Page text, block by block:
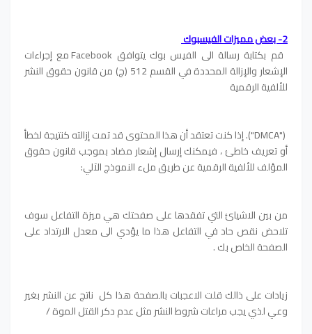
2- بعض مميزات الفيسبوك
قم بكتابة رسالة الى الفيس بوك
يتوافق Facebook مع إجراءات
الإشعار والإزالة المحددة في القسم 512 (ج) من قانون حقوق النشر
للألفية الرقمية
("DMCA"). إذا كنت تعتقد أن هذا المحتوى قد تمت إزالته كنتيجة لخطأ
أو تعريف خاطئ ، فيمكنك إرسال إشعار مضاد بموجب قانون حقوق
المؤلف للألفية الرقمية عن طريق ملء النموذج الآلي:
من بين الاشيائ التي تفقدها على صفحتك هي ميزة التفاعل سوف
تلاحض نقص حاد في التفاعل هذا ما يؤدي الى معدل الارتداد على
الصفحة الخاص بك .
زيادات على ذالك قلت الاعجبات بالصفحة هذا كل ناتج عن النشر بغير
وعي لذي يجب مراعات شروط النشر مثل عدم دكر القتل الموة /